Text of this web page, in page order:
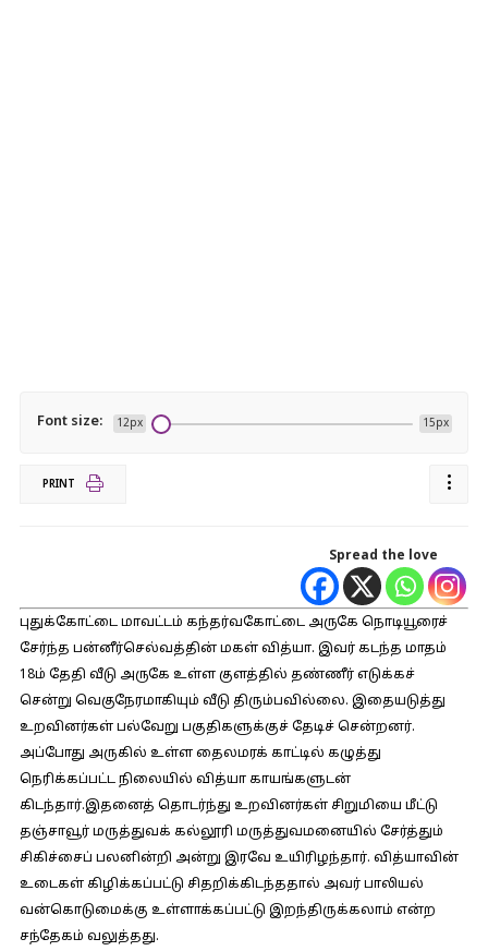
Font size: 12px 15px
PRINT
Spread the love
புதுக்கோட்டை மாவட்டம் கந்தர்வகோட்டை அருகே நொடியூரைச்
சேர்ந்த பன்னீர்செல்வத்தின் மகள் வித்யா. இவர் கடந்த மாதம்
18ம் தேதி வீடு அருகே உள்ள குளத்தில் தண்ணீர் எடுக்கச்
சென்று வெகுநேரமாகியும் வீடு திரும்பவில்லை. இதையடுத்து
உறவினர்கள் பல்வேறு பகுதிகளுக்குச் தேடிச் சென்றனர்.
அப்போது அருகில் உள்ள தைலமரக் காட்டில் கழுத்து
நெரிக்கப்பட்ட நிலையில் வித்யா காயங்களுடன்
கிடந்தார்.இதனைத் தொடர்ந்து உறவினர்கள் சிறுமியை மீட்டு
தஞ்சாவூர் மருத்துவக் கல்லூரி மருத்துவமனையில் சேர்த்தும்
சிகிச்சைப் பலனின்றி அன்று இரவே உயிரிழந்தார். வித்யாவின்
உடைகள் கிழிக்கப்பட்டு சிதறிக்கிடந்ததால் அவர் பாலியல்
வன்கொடுமைக்கு உள்ளாக்கப்பட்டு இறந்திருக்கலாம் என்ற
சந்தேகம் வலுத்தது.